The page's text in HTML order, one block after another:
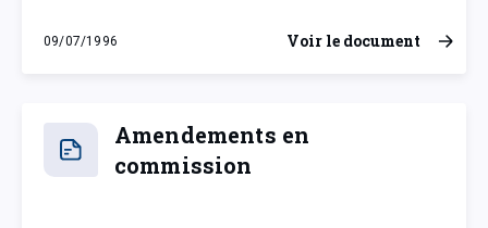
09/07/1996
mardi 9 juillet 1996
Voir le document
Amendements en
commission